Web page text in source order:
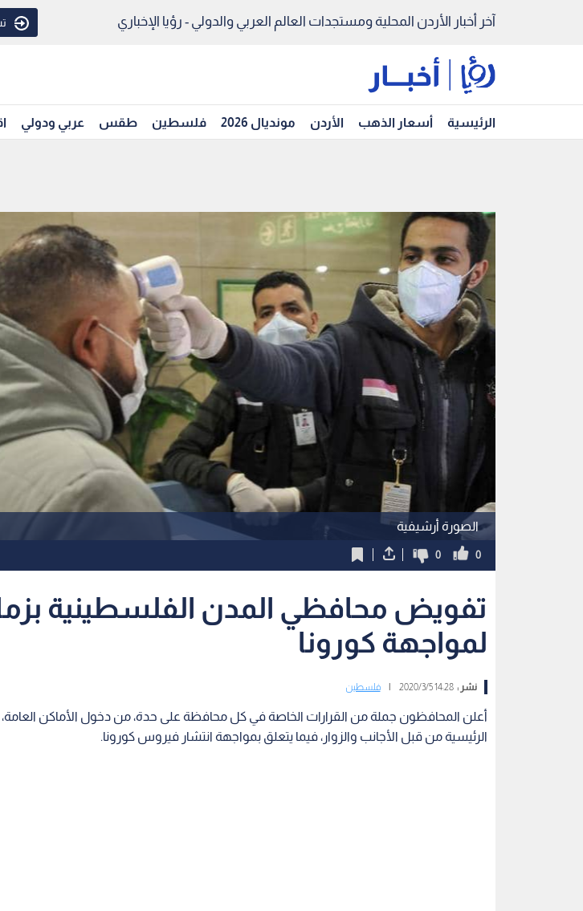
آخر أخبار الأردن المحلية ومستجدات العالم العربي والدولي - رؤيا الإخباري
الرئيسية أسعار الذهب الأردن مونديال 2026 فلسطين طقس عربي ودولي
الصورة أرشيفية
0
0
تفويض محافظي المدن الفلسطينية بزمام
لمواجهة كورونا
نشر :14:28 2020/3/5 فلسطين
أعلن المحافظون جملة من القرارات الخاصة في كل محافظة على حدة، من دخول الأماكن العامة،
الرئيسية من قبل الأجانب والزوار، فيما يتعلق بمواجهة انتشار فيروس كورونا.